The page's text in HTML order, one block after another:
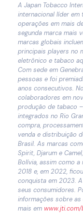
A Japan Tobacco
internacional líder em
operações em mais
segunda marca mais
marcas globais
principais players no
eletrônico e tabaco
Com sede em
pessoas e foi
anos consecutivos.
colaboradores em
produção de tabaco
integrados no Rio
compra,
venda e distribuição
Brasil. As marcas
Spirit, Djarum e
Bolívia, assim como a
2018 e, em 2022,
conquista em 2023.
seus consumidores.
informações sobre
mais em